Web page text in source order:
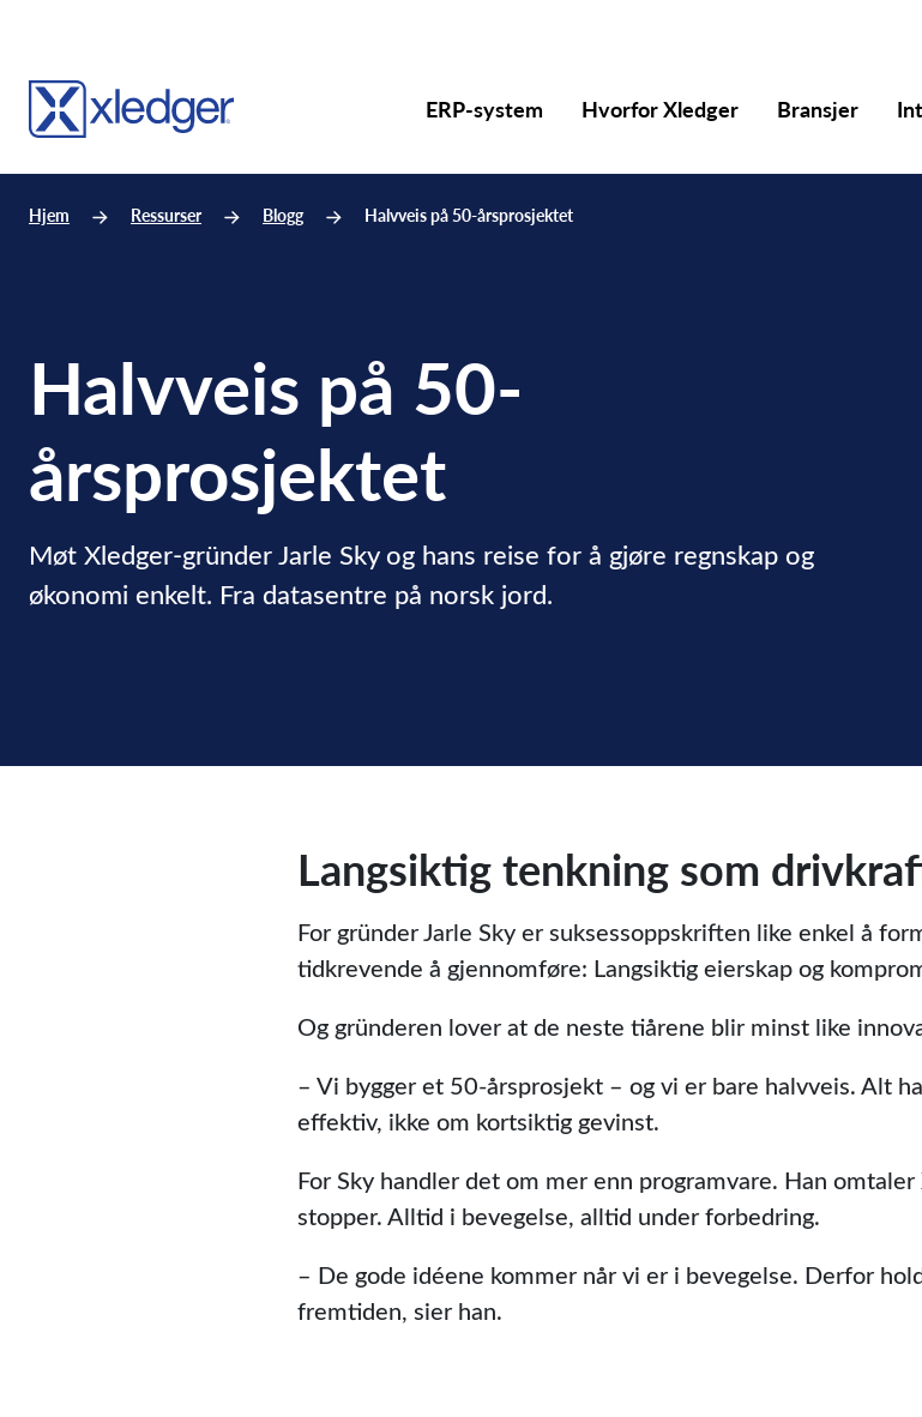
ERP-system Hvorfor Xledger Bransjer
Hjem Ressurser Blogg Halvveis på 50-årsprosjektet
Halvveis på 50-
årsprosjektet
Møt Xledger-gründer Jarle Sky og hans reise for å gjøre regnskap og
økonomi enkelt. Fra datasentre på norsk jord.
Langsiktig tenkning som
For gründer Jarle Sky er suksessoppskriften like enkel å
tidkrevende å gjennomføre: Langsiktig eierskap og
Og gründeren lover at de neste tiårene blir minst like
– Vi bygger et 50-årsprosjekt – og vi er bare halvveis. Alt
effektiv, ikke om kortsiktig gevinst.
For Sky handler det om mer enn programvare. Han
stopper. Alltid i bevegelse, alltid under forbedring.
– De gode idéene kommer når vi er i bevegelse. Derfor
fremtiden, sier han.